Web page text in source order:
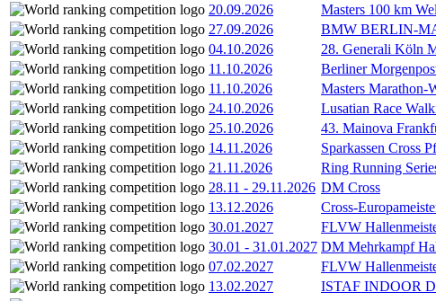
20.09.2026
Masters 100 km
27.09.2026
BMW BERLIN-
04.10.2026
28. Generali Köln
11.10.2026
Berliner
11.10.2026
Masters Marathon-
24.10.2026
Lusatian Race
25.10.2026
43. Mainova
14.11.2026
Sparkassen Cross
21.11.2026
Ring Running
28.11 - 29.11.2026 DM Cross
13.12.2026
Cross-
30.01.2027
FLVW
30.01 - 31.01.2027 DM Mehrkampf
07.02.2027
FLVW
13.02.2027
ISTAF INDOOR